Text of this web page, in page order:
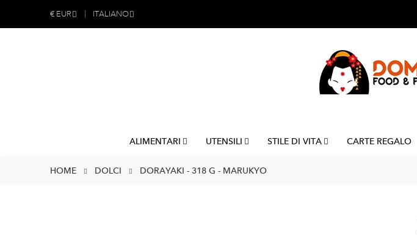
€ EUR ITALIANO
ALIMENTARI UTENSILI STILE DI VITA CARTE REGALO
HOME DOLCI DORAYAKI - 318 G - MARUKYO